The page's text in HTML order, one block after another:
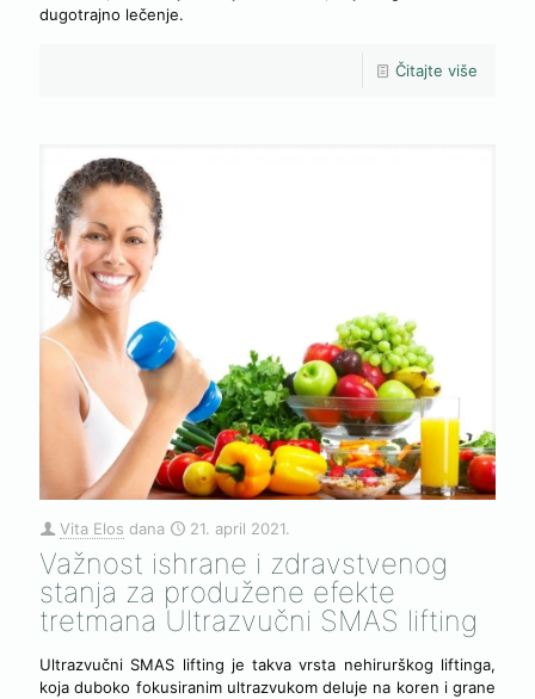
dugotrajno lečenje.
Čitajte više
Vita Elos dana 21. april 2021.
Važnost ishrane i zdravstvenog
stanja za produžene efekte
tretmana Ultrazvučni SMAS lifting
Ultrazvučni SMAS lifting je takva vrsta nehirurškog liftinga,
koja duboko fokusiranim ultrazvukom deluje na koren i grane